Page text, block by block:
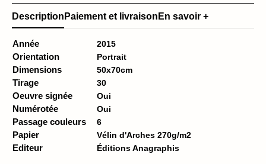
Description Paiement et livraison En savoir +
Année 2015
Orientation Portrait
Dimensions 50x70cm
Tirage 30
Oeuvre signée Oui
Numérotée Oui
Passage couleurs 6
Papier Vélin d'Arches 270g/m2
Editeur Éditions Anagraphis